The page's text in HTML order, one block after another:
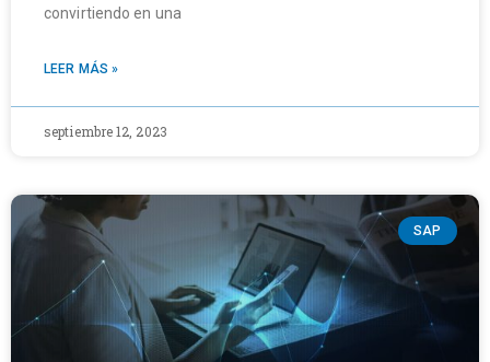
convirtiendo en una
LEER MÁS »
septiembre 12, 2023
SAP